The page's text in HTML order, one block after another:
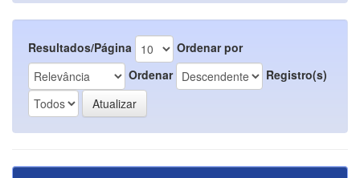
Resultados/Página
Ordenar por
Ordenar
Registro(s)